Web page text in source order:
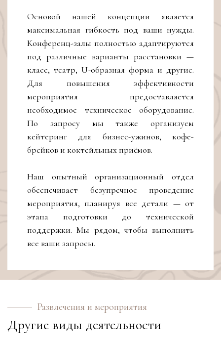
Основой нашей концепции является
максимальная гибкость под ваши нужды.
Конференц-залы полностью адаптируются
под различные варианты расстановки —
класс, театр, U-образная форма и другие.
Для повышения эффективности
мероприятия предоставляется
необходимое техническое оборудование.
По запросу мы также организуем
кейтеринг для бизнес-ужинов, кофе-
брейков и коктейльных приёмов.
Наш опытный организационный отдел
обеспечивает безупречное проведение
мероприятия, планируя все детали — от
этапа подготовки до технической
поддержки. Мы рядом, чтобы выполнить
все ваши запросы.
Развлечения и мероприятия
Другие виды деятельности